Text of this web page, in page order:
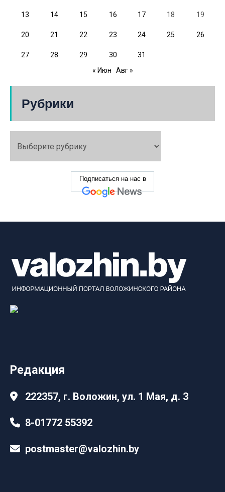
13 14 15 16 17 18 19
20 21 22 23 24 25 26
27 28 29 30
31
« Июн
Авг »
Рубрики
Подписаться на нас в
Редакция
222357, г. Воложин, ул. 1 Мая, д. 3
8-01772 55392
postmaster@valozhin.by